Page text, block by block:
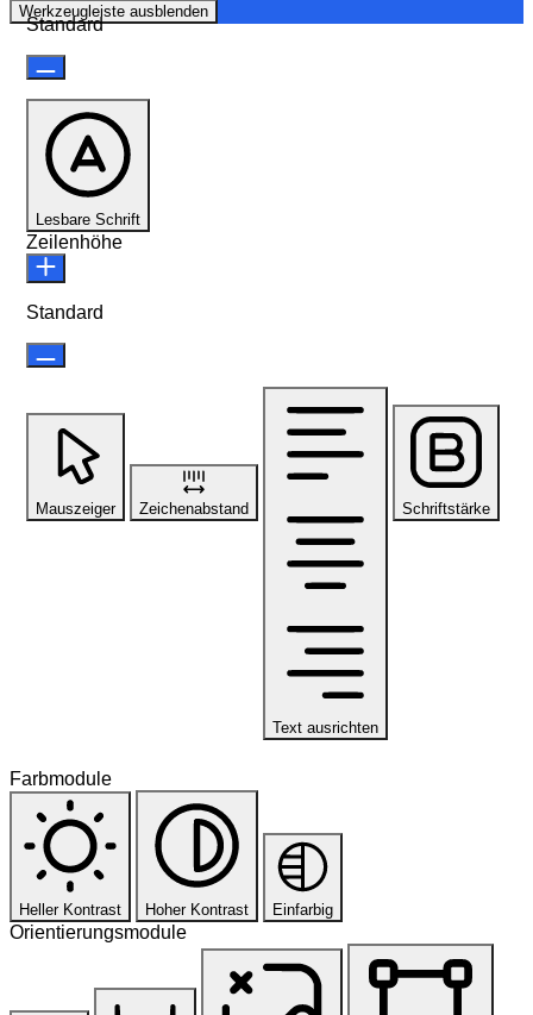
Werkzeugleiste ausblenden
Standard
Lesbare Schrift
Zeilenhöhe
Standard
Mauszeiger Zeichenabstand
Text ausrichten
Schriftstärke
Farbmodule
Heller Kontrast Hoher Kontrast Einfarbig
Orientierungsmodule